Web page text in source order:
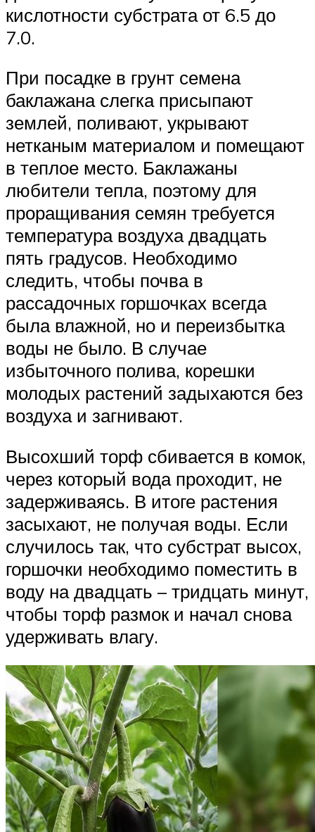
кислотности субстрата от 6.5 до
7.0.
При посадке в грунт семена
баклажана слегка присыпают
землей, поливают, укрывают
нетканым материалом и помещают
в теплое место. Баклажаны
любители тепла, поэтому для
проращивания семян требуется
температура воздуха двадцать
пять градусов. Необходимо
следить, чтобы почва в
рассадочных горшочках всегда
была влажной, но и переизбытка
воды не было. В случае
избыточного полива, корешки
молодых растений задыхаются без
воздуха и загнивают.
Высохший торф сбивается в комок,
через который вода проходит, не
задерживаясь. В итоге растения
засыхают, не получая воды. Если
случилось так, что субстрат высох,
горшочки необходимо поместить в
воду на двадцать – тридцать минут,
чтобы торф размок и начал снова
удерживать влагу.